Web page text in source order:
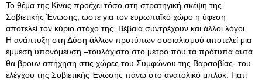
Το θέμα της Κίνας προέχει τόσο στη στρατηγική σκέψη της
Σοβιετικής Ένωσης, ώστε για τον ευρωπαϊκό χώρο η ύφεση
αποτελεί τον κύριο στόχο της. Βέβαια συντρέχουν και άλλοι λόγοι.
Η ανάπτυξη στη Δύση άλλων προτύπων σοσιαλισμού αποτελεί μια
έμμεση υπονόμευση –τουλάχιστο στο μέτρο που τα πρότυπα αυτά
θα βρουν απήχηση στις χώρες του Συμφώνου της Βαρσοβίας- του
ελέγχου της Σοβιετικής Ένωσης πάνω στο ανατολικό μπλοκ. Γιατί